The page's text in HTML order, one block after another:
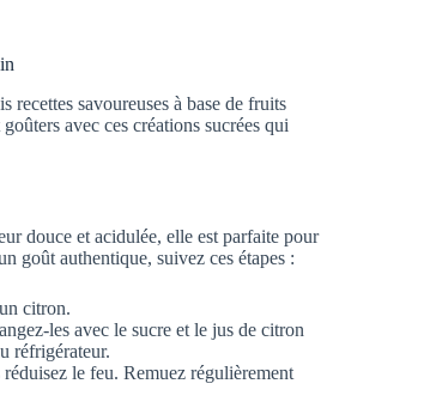
recettes savoureuses à base de fruits
avec ces créations sucrées qui
douce et acidulée, elle est parfaite pour
goût authentique, suivez ces étapes :
citron.
les avec le sucre et le jus de citron
réfrigérateur.
le feu. Remuez régulièrement